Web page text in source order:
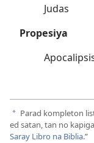
Judas
Propesiya
a Parad kompleton
ed satan, tan no
Saray Libro na Biblia.”